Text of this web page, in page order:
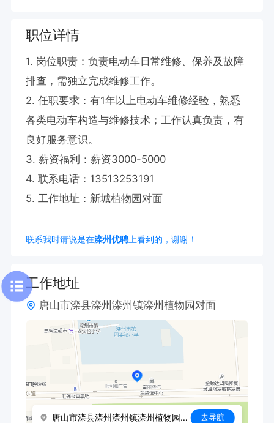
职位详情
1. 岗位职责：负责电动车日常维修、保养及故障
排查，需独立完成维修工作。
2. 任职要求：有1年以上电动车维修经验，熟悉
各类电动车构造与维修技术；工作认真负责，有
良好服务意识。
3. 薪资福利：薪资3000-5000
4. 联系电话：13513253191
5. 工作地址：新城植物园对面
联系我时请说是在滦州优聘上看到的，谢谢！
工作地址
唐山市滦县滦州滦州镇滦州植物园对面
唐山市滦县滦州滦州镇滦州植物园对面 去导航